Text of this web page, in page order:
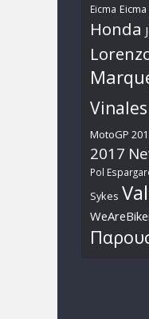
Eicma
Honda
Vinales
MotoGP
2017
Pol
Sykes